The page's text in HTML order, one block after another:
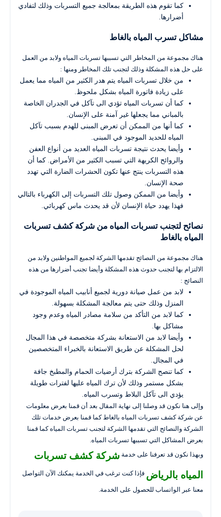
كما تقوم هذه الطريقة بمعالجة جميع التسربات وذلك لتفادي
أضرارها.
مشاكل تسرب المياه بالغاط
هناك مجموعة من المخاطر التي تسببها تسربات المياه ولابد من العمل
على حل هذه المشكلة وذلك لتجنب تلك المخاطر ومنها :
من خلال تسربات المياه يتم هدر الكثير من المياه مما يعمل
على زيادة فاتورة المياه بشكل ملحوظ.
كما أن تسربات المياه تؤدي الى تآكل في الجدران الخاصة
بالمباني مما يجعلها غير آمنة على الإنسان.
كما أنها من الممكن أن تعرض المبنى للهدم بسبب تآكل
المياه للحديد الموجود في المبنى.
وأيضا يحدث نتيجة تسربات المياه العديد من أنواع العفن
والروائح الكريهة التي تسبب الكثير من الأمراض. كما أن
هذه التسربات ينتج عنها تكون الحشرات الضارة التي تهدد
صحة الإنسان.
وأيضا من الممكن وصول تلك التسربات إلى الكهرباء بالتالي
فهذا يهدد حياة الإنسان لأن قد يحدث ماس كهربائي.
نصائح لتجنب تسربات المياه من شركة كشف تسربات
المياه بالغاط
هناك مجموعة من النصائح تقدمها الشركة لجميع المواطنين ولابد من
الالتزام بها لتجنب حدوث هذه المشكلة وأيضا تجنب أضرارها من هذه
النصائح :
لابد من عمل صيانة دورية لجميع أنابيب المياه الموجودة في
المنزل وذلك حتى يتم معالجة المشكلة بسهولة.
كما لابد من التأكد من سلامة مصادر المياه وعدم وجود
مشاكل بها.
وأيضا لابد من الاستعانة بشركة متخصصة في هذا المجال
لحل المشكلة عن طريق الاستعانة بالخبراء المتخصصين
في المجال.
كما تنصح الشركة بترك أرضيات الحمام والمطبخ جافة
بشكل مستمر وذلك لأن ترك المياه عليها لفترات طويلة
يؤدي الى تآكل البلاط وتسرب المياه.
وإلى هنا نكون قد وصلنا إلى نهاية المقال بعد أن قمنا بعرض معلومات
عن شركة كشف تسربات المياه بالغاط كما قمنا بعرض خدمات تلك
الشركة والنصائح التي تقدمها الشركة لتجنب تسربات المياه كما قمنا
بعرض المشاكل التي تسببها تسربات المياه.
وبهذا نكون قد تعرفنا على خدمة شركة كشف تسربات
المياه بالرياض فإذا كنت ترغب في الخدمة يمكنك الآن التواصل
معنا عبر الواتساب للحصول على الخدمة.